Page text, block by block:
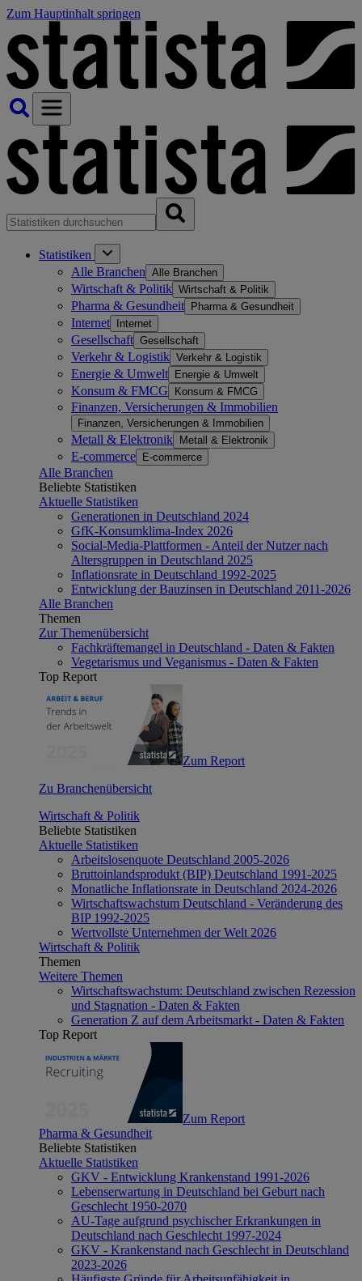
Zum Hauptinhalt springen
Statistiken
Alle Branchen Alle Branchen
Wirtschaft & Politik Wirtschaft & Politik
Pharma & Gesundheit Pharma & Gesundheit
Internet Internet
Gesellschaft Gesellschaft
Verkehr & Logistik Verkehr & Logistik
Energie & Umwelt Energie & Umwelt
Konsum & FMCG Konsum & FMCG
Finanzen, Versicherungen & Immobilien
Finanzen, Versicherungen & Immobilien
Metall & Elektronik Metall & Elektronik
E-commerce E-commerce
Alle Branchen
Beliebte Statistiken
Aktuelle Statistiken
Generationen in Deutschland 2024
GfK-Konsumklima-Index 2026
Social-Media-Plattformen - Anteil der Nutzer nach
Altersgruppen in Deutschland 2025
Inflationsrate in Deutschland 1992-2025
Entwicklung der Bauzinsen in Deutschland 2011-2026
Alle Branchen
Themen
Zur Themenübersicht
Fachkräftemangel in Deutschland - Daten & Fakten
Vegetarismus und Veganismus - Daten & Fakten
Top Report
Zum Report
Zu Branchenübersicht
Wirtschaft & Politik
Beliebte Statistiken
Aktuelle Statistiken
Arbeitslosenquote Deutschland 2005-2026
Bruttoinlandsprodukt (BIP) Deutschland 1991-2025
Monatliche Inflationsrate in Deutschland 2024-2026
Wirtschaftswachstum Deutschland - Veränderung des
BIP 1992-2025
Wertvollste Unternehmen der Welt 2026
Wirtschaft & Politik
Themen
Weitere Themen
Wirtschaftswachstum: Deutschland zwischen Rezession
und Stagnation - Daten & Fakten
Generation Z auf dem Arbeitsmarkt - Daten & Fakten
Top Report
Zum Report
Pharma & Gesundheit
Beliebte Statistiken
Aktuelle Statistiken
GKV - Entwicklung Krankenstand 1991-2026
Lebenserwartung in Deutschland bei Geburt nach
Geschlecht 1950-2070
AU-Tage aufgrund psychischer Erkrankungen in
Deutschland nach Geschlecht 1997-2024
GKV - Krankenstand nach Geschlecht in Deutschland
2023-2026